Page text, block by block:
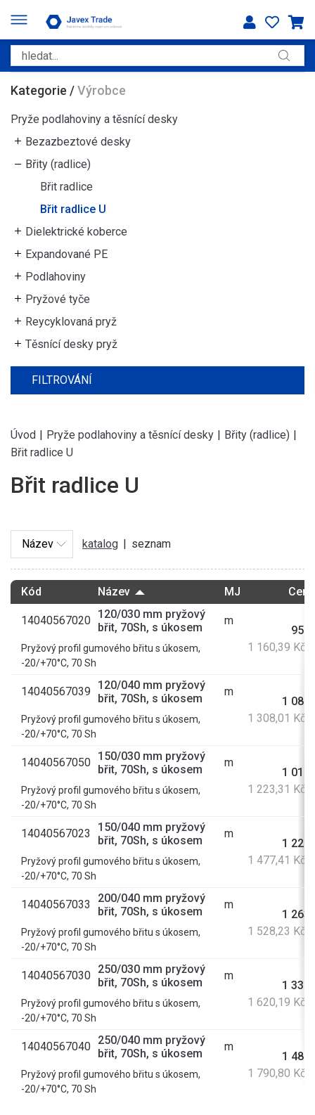
Kategorie /Výrobce
Pryže podlahoviny a těsnící desky
Bezazbeztové desky
Břity (radlice)
Břit radlice
Břit radlice U
Dielektrické koberce
Expandované PE
Podlahoviny
Pryžové tyče
Reycyklovaná pryž
Těsnící desky pryž
FILTROVÁNÍ
Úvod | Pryže podlahoviny a těsnící desky | Břity (radlice) |
Břit radlice U
Břit radlice U
katalog | seznam
Kód Název MJ
14040567020 120/030 mm pryžový
břit, 70Sh, s úkosem
m
1 160,39 Kč
Pryžový profil gumového břitu s úkosem,
-20/+70°C, 70 Sh
14040567039
120/040 mm pryžový
břit, 70Sh, s úkosem
m
1
1 308,01 Kč
Pryžový profil gumového břitu s úkosem,
-20/+70°C, 70 Sh
14040567050 150/030 mm pryžový
břit, 70Sh, s úkosem
m
1
1 223,31 Kč
Pryžový profil gumového břitu s úkosem,
-20/+70°C, 70 Sh
14040567023
150/040 mm pryžový
břit, 70Sh, s úkosem
m
1
1 477,41 Kč
Pryžový profil gumového břitu s úkosem,
-20/+70°C, 70 Sh
14040567033
200/040 mm pryžový
břit, 70Sh, s úkosem
m
1
1 528,23 Kč
Pryžový profil gumového břitu s úkosem,
-20/+70°C, 70 Sh
14040567030 250/030 mm pryžový
břit, 70Sh, s úkosem
m
1
1 620,19 Kč
Pryžový profil gumového břitu s úkosem,
-20/+70°C, 70 Sh
14040567040 250/040 mm pryžový
břit, 70Sh, s úkosem
m
1
1 790,80 Kč
Pryžový profil gumového břitu s úkosem,
-20/+70°C, 70 Sh